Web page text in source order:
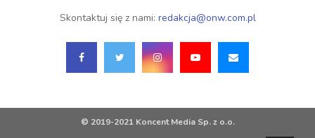
Skontaktuj się z nami: redakcja@onw.com.pl
© 2019-2021 Koncent Media Sp. z o.o.